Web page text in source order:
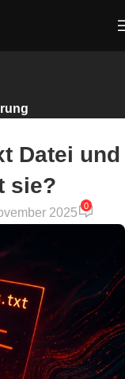
Datei und
sie?
2025
0